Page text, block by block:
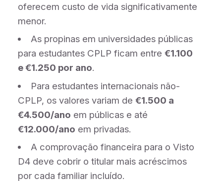
oferecem custo de vida significativamente
menor.
As propinas em universidades públicas
para estudantes CPLP ficam entre €1.100
e €1.250 por ano.
Para estudantes internacionais não-
CPLP, os valores variam de €1.500 a
€4.500/ano em públicas e até
€12.000/ano em privadas.
A comprovação financeira para o Visto
D4 deve cobrir o titular mais acréscimos
por cada familiar incluído.